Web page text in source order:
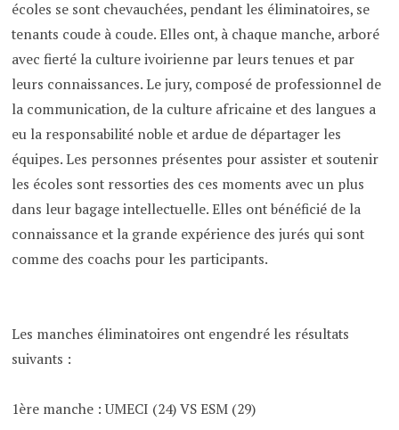
écoles se sont chevauchées, pendant les éliminatoires, se
tenants coude à coude. Elles ont, à chaque manche, arboré
avec fierté la culture ivoirienne par leurs tenues et par
leurs connaissances. Le jury, composé de professionnel de
la communication, de la culture africaine et des langues a
eu la responsabilité noble et ardue de départager les
équipes. Les personnes présentes pour assister et soutenir
les écoles sont ressorties des ces moments avec un plus
dans leur bagage intellectuelle. Elles ont bénéficié de la
connaissance et la grande expérience des jurés qui sont
comme des coachs pour les participants.
Les manches éliminatoires ont engendré les résultats
suivants :
1ère manche : UMECI (24) VS ESM (29)